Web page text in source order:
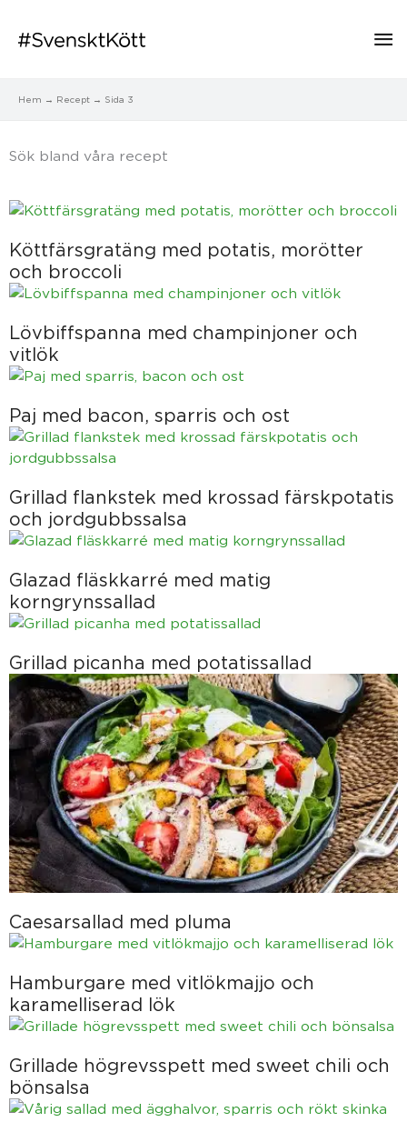
Hem Recept Sida 3
Sök bland våra recept​
Köttfärsgratäng med potatis, morötter
och broccoli
Lövbiffspanna med champinjoner och
vitlök
Paj med bacon, sparris och ost
Grillad flankstek med krossad färskpotatis
och jordgubbssalsa
Glazad fläskkarré med matig
korngrynssallad
Grillad picanha med potatissallad
Caesarsallad med pluma
Hamburgare med vitlökmajjo och
karamelliserad lök
Grillade högrevsspett med sweet chili och
bönsalsa
Sida
SidaSida
SidaSida